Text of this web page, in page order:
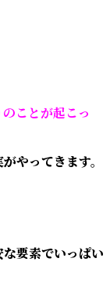
ことが起こっ
やってきます。
要素でいっぱい